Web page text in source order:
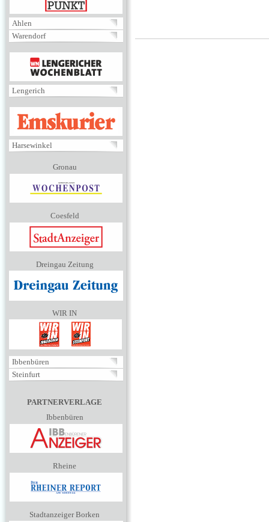
Ahlen
Warendorf
MENÜ
Lengerich
EMSKURIER
Harsewinkel
Gronau
Coesfeld
Dreingau Zeitung
WIR IN
Ibbenbüren
Steinfurt
PARTNERVERLAGE
Ibbenbüren
Rheine
Stadtanzeiger Borken